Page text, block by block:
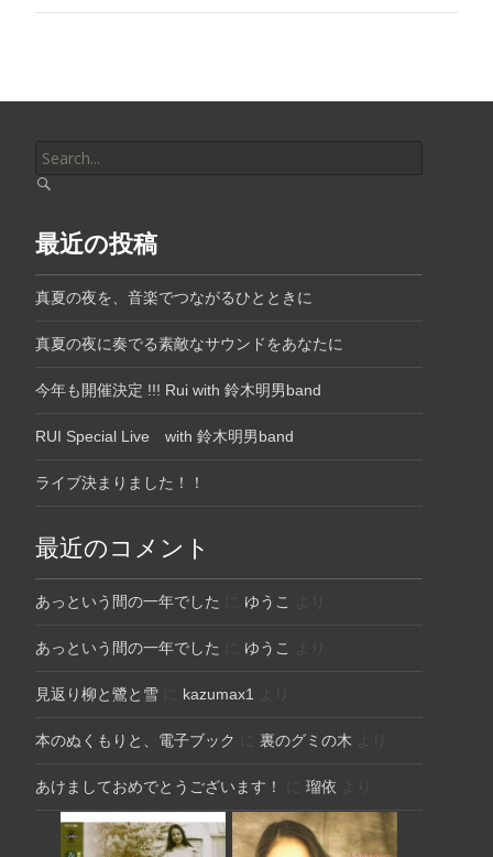
for:
最近の投稿
真夏の夜を、音楽でつながるひとときに
真夏の夜に奏でる素敵なサウンドをあなたに
今年も開催決定 !!! Rui with 鈴木明男band
RUI Special Live with 鈴木明男band
ライブ決まりました！！
最近のコメント
あっという間の一年でした ゆうこ
あっという間の一年でした ゆうこ
見返り柳と鷺と雪 kazumax1
本のぬくもりと、電子ブック 裏のグミの木
あけましておめでとうございます！ 瑠依